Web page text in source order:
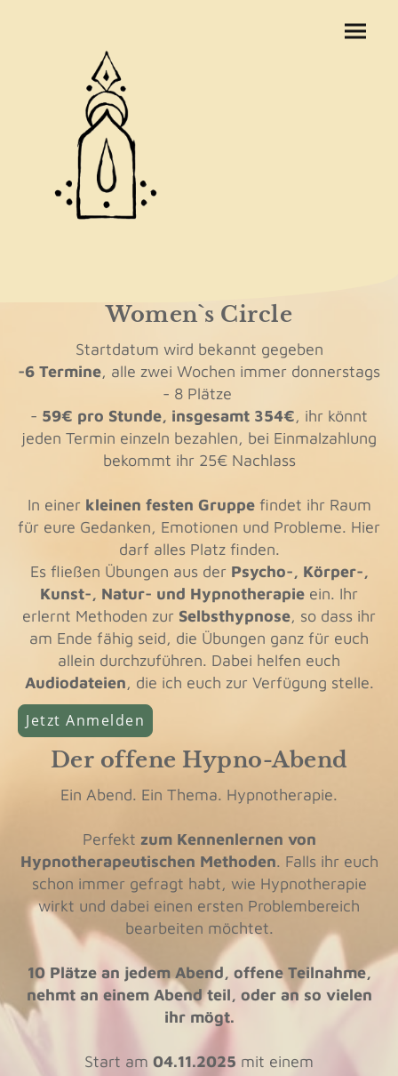
Women`s Circle
Startdatum wird bekannt gegeben
-6 Termine, alle zwei Wochen immer donnerstags
- 8 Plätze
- 59€ pro Stunde, insgesamt 354€, ihr könnt
jeden Termin einzeln bezahlen, bei Einmalzahlung
bekommt ihr 25€ Nachlass
In einer kleinen festen Gruppe findet ihr Raum
für eure Gedanken, Emotionen und Probleme. Hier
darf alles Platz finden.
Es fließen Übungen aus der Psycho-, Körper-,
Kunst-, Natur- und Hypnotherapie ein. Ihr
erlernt Methoden zur Selbsthypnose, so dass ihr
am Ende fähig seid, die Übungen ganz für euch
allein durchzuführen. Dabei helfen euch
Audiodateien, die ich euch zur Verfügung stelle.
Jetzt Anmelden
Der offene Hypno-Abend
Ein Abend. Ein Thema. Hypnotherapie.
Perfekt zum Kennenlernen von
Hypnotherapeutischen Methoden. Falls ihr euch
schon immer gefragt habt, wie Hypnotherapie
wirkt und dabei einen ersten Problembereich
bearbeiten möchtet.
10 Plätze an jedem Abend, offene Teilnahme,
nehmt an einem Abend teil, oder an so vielen
ihr mögt.
Start am 04.11.2025 mit einem